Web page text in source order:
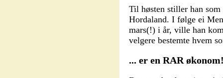
Til høsten stiller han
Hordaland. I følge ei
mars(!) i år, ville han
velgere bestemte hvem
... er en RAR